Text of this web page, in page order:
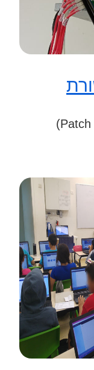
התקנת פנל גישור (Patch Panel)